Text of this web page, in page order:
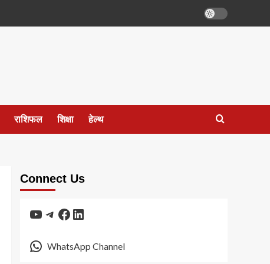
राशिफल शिक्षा हेल्थ
Connect Us
YouTube
Telegram
Facebook
LinkedIn
WhatsApp Channel